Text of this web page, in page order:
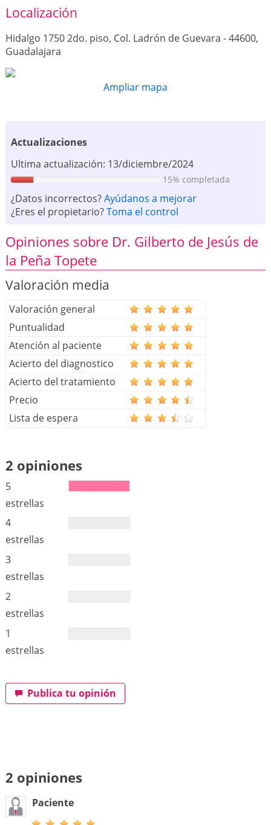
Localización
Hidalgo 1750 2do. piso, Col. Ladrón de Guevara - 44600,
Guadalajara
Ampliar mapa
Actualizaciones
Ultima actualización: 13/diciembre/2024
15% completada
¿Datos incorrectos?Ayúdanos a mejorar
¿Eres el propietario?Toma el control
Opiniones sobre Dr. Gilberto de Jesús de
la Peña Topete
Valoración media
Valoración general
Puntualidad
Atención al paciente
Acierto del diagnostico
Acierto del tratamiento
Precio
Lista de espera
2 opiniones
5
estrellas
4
estrellas
3
estrellas
2
estrellas
1
estrellas
Publica tu opinión
2 opiniones
Paciente